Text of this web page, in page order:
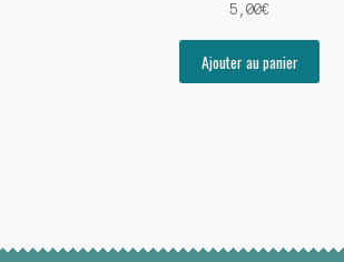
5,00€
Ajouter au panier